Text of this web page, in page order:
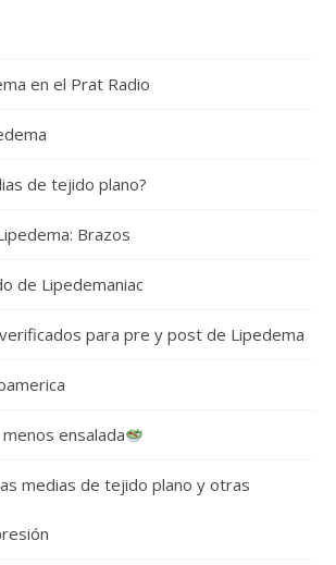
en el Prat Radio
de tejido plano?
Brazos
de Lipedemaniac
para pre y post de Lipedema
ensalada
medias de tejido plano y otras